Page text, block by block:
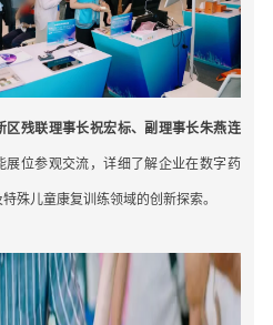
区残联理事长祝宏标、副理事长朱燕连
展位参观交流，详细了解企业在数字药
殊儿童康复训练领域的创新探索。